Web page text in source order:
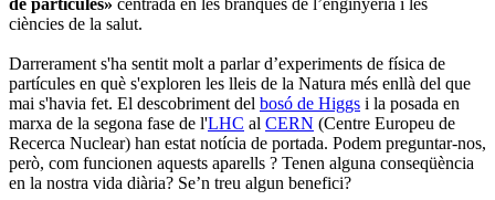
ciències de la salut.
Darrerament s'ha sentit molt a parlar d’experiments de física de
partícules en què s'exploren les lleis de la Natura més enllà del que
mai s'havia fet. El descobriment del bosó de Higgs i la posada en
marxa de la segona fase de l'LHC al CERN (Centre Europeu de
Recerca Nuclear) han estat notícia de portada. Podem preguntar-nos,
però, com funcionen aquests aparells ? Tenen alguna conseqüència
en la nostra vida diària? Se’n treu algun benefici?